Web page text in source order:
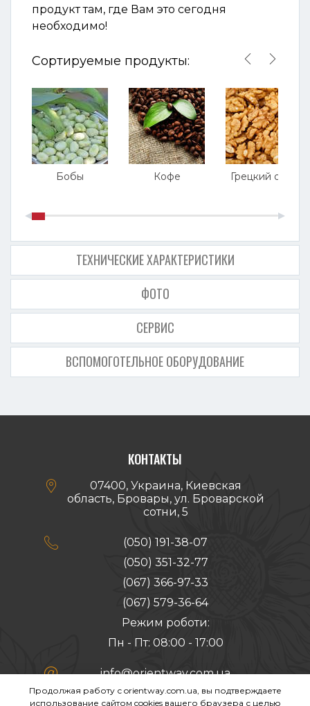
продукт там, где Вам это сегодня
необходимо!
Сортируемые продукты:
Бобы Кофе Грецкий орех
 
ТЕХНИЧЕСКИЕ ХАРАКТЕРИСТИКИ
ФОТО
СЕРВИС
ВСПОМОГОТЕЛЬНОЕ ОБОРУДОВАНИЕ
КОНТАКТЫ

07400, Украина, Киевская
область, Бровары, ул. Броварской
сотни, 5

(050) 191-38-07
(050) 351-32-77
(067) 366-97-33
(067) 579-36-64
Режим роботи:
Пн - Пт: 08:00 - 17:00
 info@orientway.com.ua
Создание сайта:
Продолжая работу с orientway.com.ua, вы подтверждаете
использование сайтом cookies вашего браузера с целью